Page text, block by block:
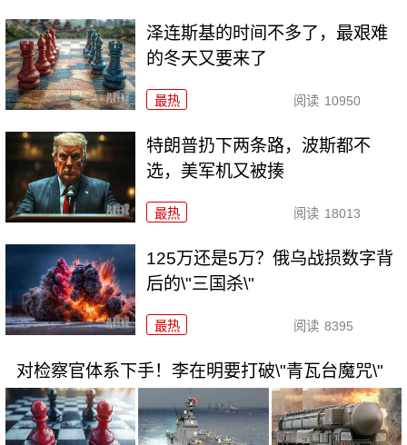
泽连斯基的时间不多了，最艰难
的冬天又要来了
最热 阅读 10950
特朗普扔下两条路，波斯都不
选，美军机又被揍
最热 阅读 18013
125万还是5万？俄乌战损数字背
后的\"三国杀\"
最热 阅读 8395
对检察官体系下手！李在明要打破\"青瓦台魔咒\"